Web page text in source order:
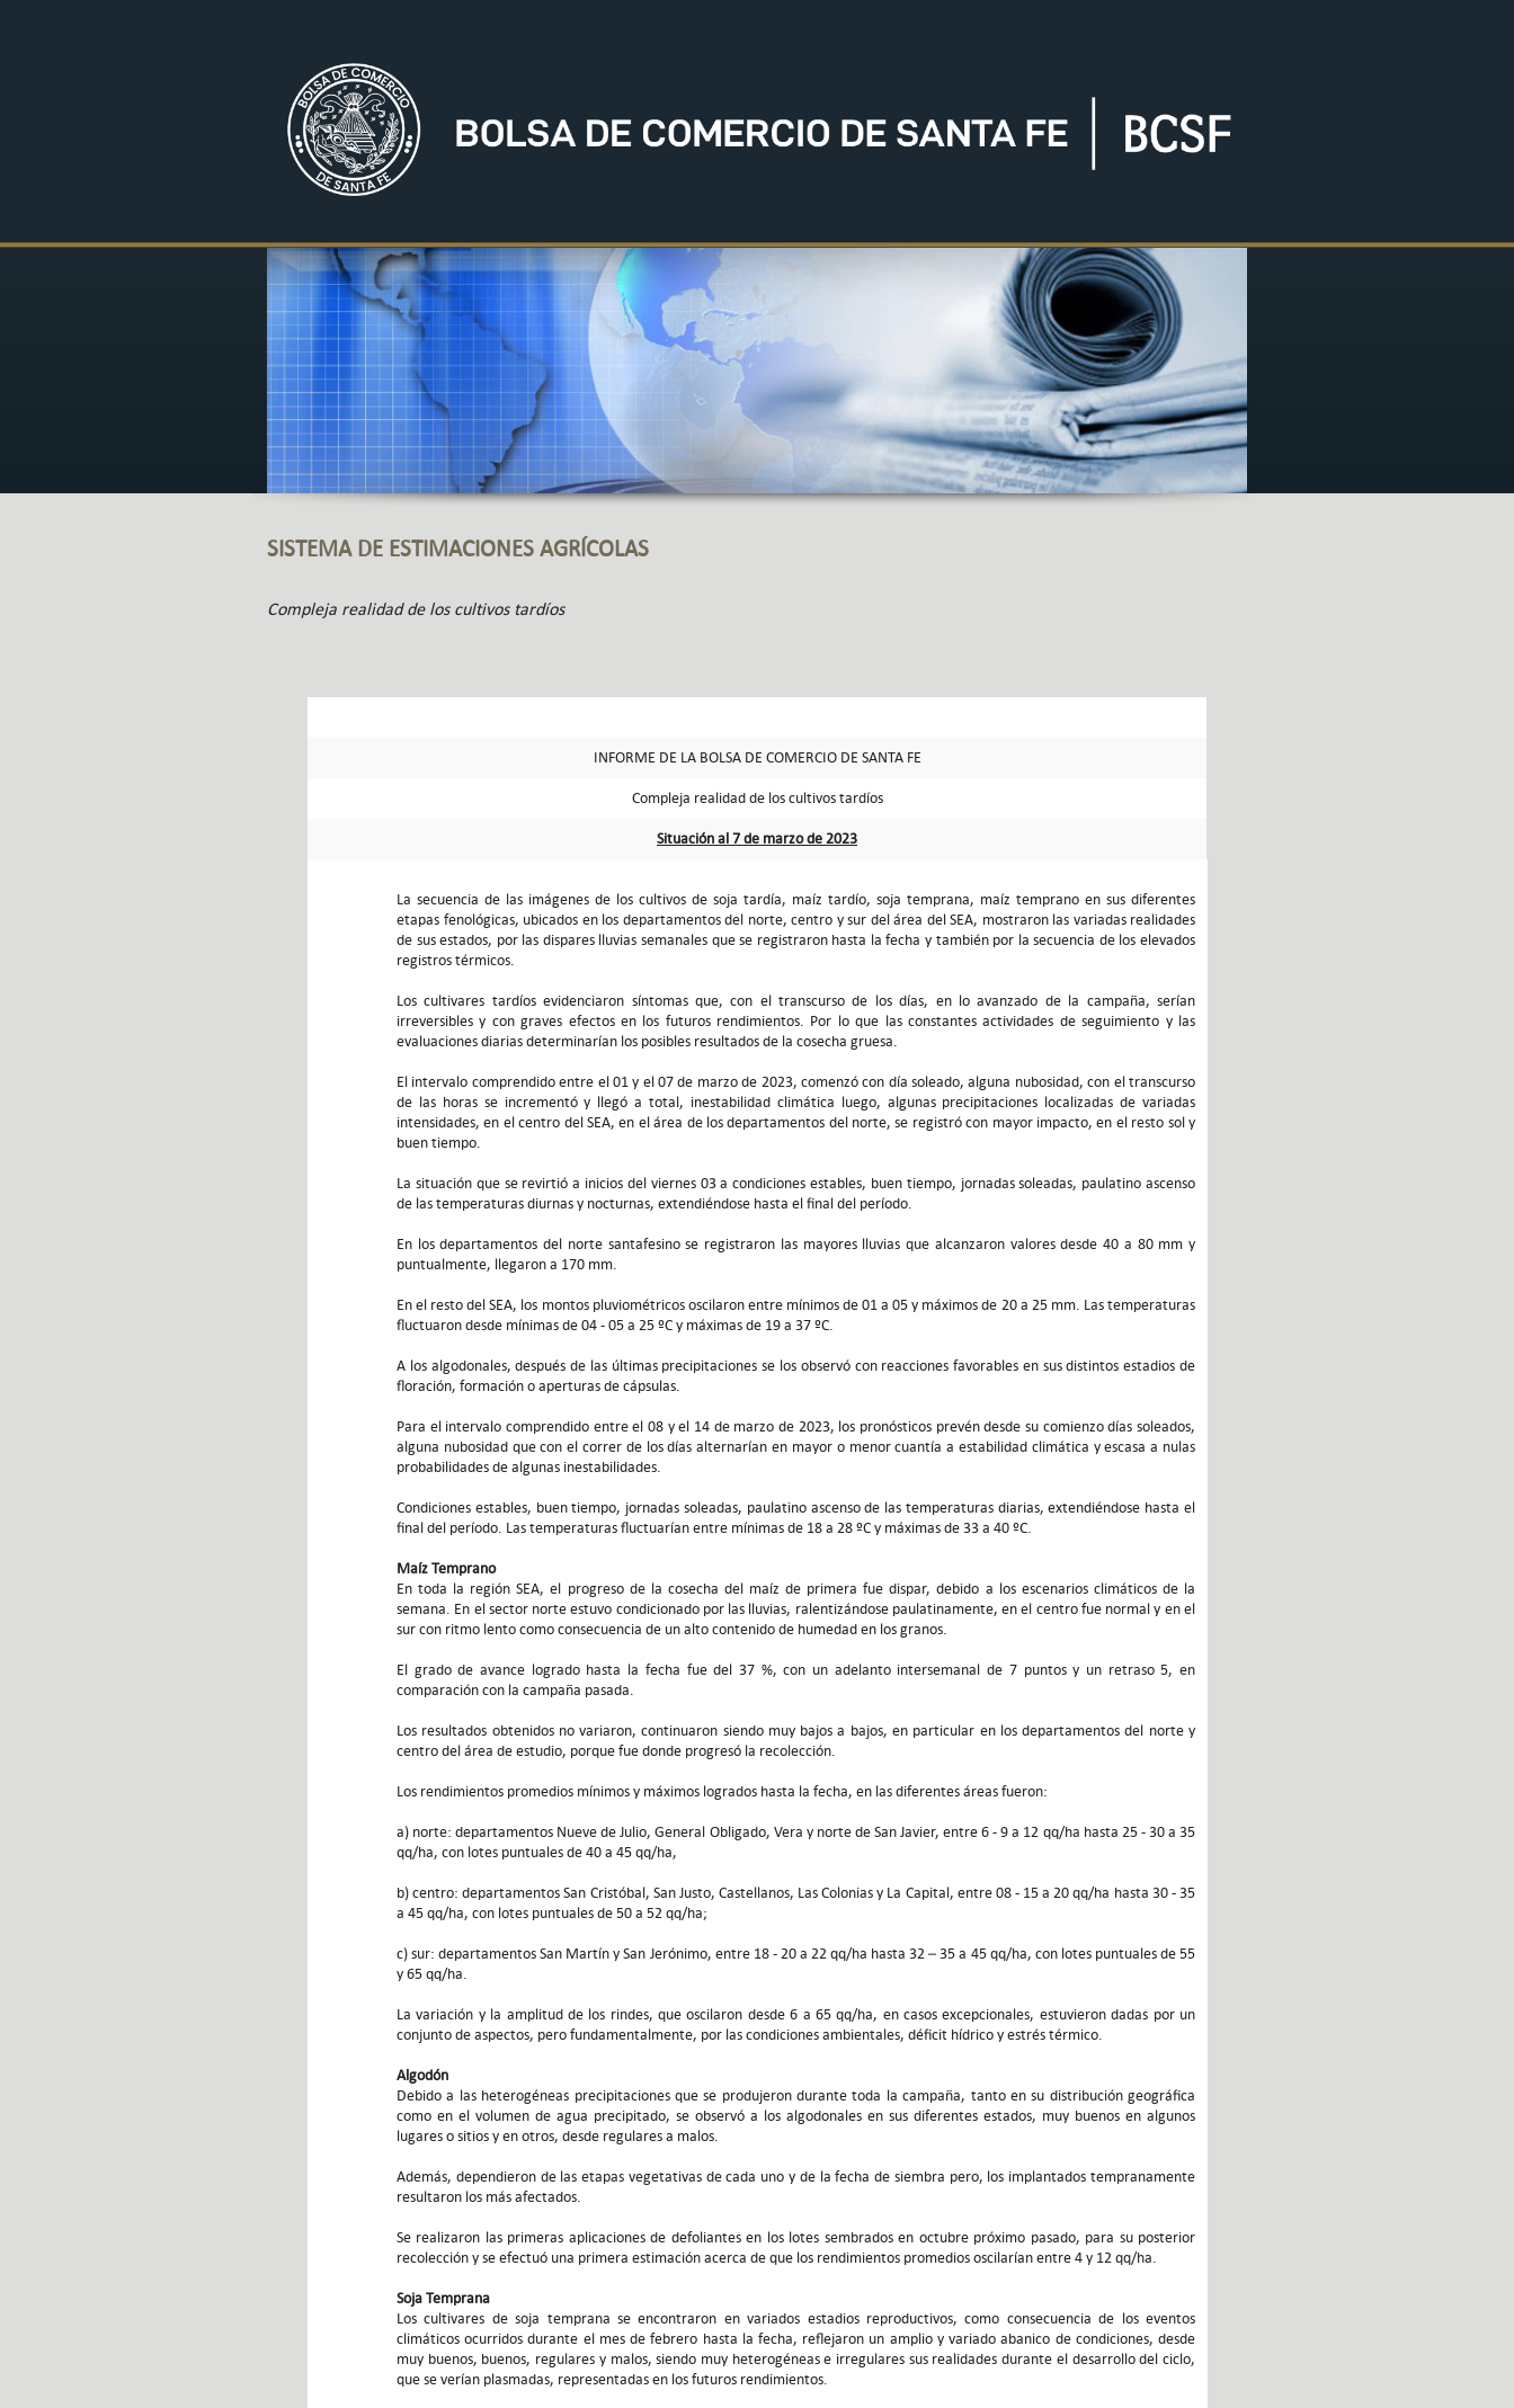
SISTEMA DE ESTIMACIONES AGRÍCOLAS
Compleja realidad de los cultivos tardíos
INFORME DE LA BOLSA DE COMERCIO DE SANTA FE
Compleja realidad de los cultivos tardíos
Situación al 7 de marzo de 2023
La secuencia de las imágenes de los cultivos de soja tardía, maíz tardío, soja temprana, maíz temprano en sus diferentes
etapas fenológicas, ubicados en los departamentos del norte, centro y sur del área del SEA, mostraron las variadas realidades
de sus estados, por las dispares lluvias semanales que se registraron hasta la fecha y también por la secuencia de los elevados
registros térmicos.
Los cultivares tardíos evidenciaron síntomas que, con el transcurso de los días, en lo avanzado de la campaña, serían
irreversibles y con graves efectos en los futuros rendimientos. Por lo que las constantes actividades de seguimiento y las
evaluaciones diarias determinarían los posibles resultados de la cosecha gruesa.
El intervalo comprendido entre el 01 y el 07 de marzo de 2023, comenzó con día soleado, alguna nubosidad, con el transcurso
de las horas se incrementó y llegó a total, inestabilidad climática luego, algunas precipitaciones localizadas de variadas
intensidades, en el centro del SEA, en el área de los departamentos del norte, se registró con mayor impacto, en el resto sol y
buen tiempo.
La situación que se revirtió a inicios del viernes 03 a condiciones estables, buen tiempo, jornadas soleadas, paulatino ascenso
de las temperaturas diurnas y nocturnas, extendiéndose hasta el final del período.
En los departamentos del norte santafesino se registraron las mayores lluvias que alcanzaron valores desde 40 a 80 mm y
puntualmente, llegaron a 170 mm.
En el resto del SEA, los montos pluviométricos oscilaron entre mínimos de 01 a 05 y máximos de 20 a 25 mm. Las temperaturas
fluctuaron desde mínimas de 04 - 05 a 25 ºC y máximas de 19 a 37 ºC.
A los algodonales, después de las últimas precipitaciones se los observó con reacciones favorables en sus distintos estadios de
floración, formación o aperturas de cápsulas.
Para el intervalo comprendido entre el 08 y el 14 de marzo de 2023, los pronósticos prevén desde su comienzo días soleados,
alguna nubosidad que con el correr de los días alternarían en mayor o menor cuantía a estabilidad climática y escasa a nulas
probabilidades de algunas inestabilidades.
Condiciones estables, buen tiempo, jornadas soleadas, paulatino ascenso de las temperaturas diarias, extendiéndose hasta el
final del período. Las temperaturas fluctuarían entre mínimas de 18 a 28 ºC y máximas de 33 a 40 ºC.
Maíz Temprano
En toda la región SEA, el progreso de la cosecha del maíz de primera fue dispar, debido a los escenarios climáticos de la
semana. En el sector norte estuvo condicionado por las lluvias, ralentizándose paulatinamente, en el centro fue normal y en el
sur con ritmo lento como consecuencia de un alto contenido de humedad en los granos.
El grado de avance logrado hasta la fecha fue del 37 %, con un adelanto intersemanal de 7 puntos y un retraso 5, en
comparación con la campaña pasada.
Los resultados obtenidos no variaron, continuaron siendo muy bajos a bajos, en particular en los departamentos del norte y
centro del área de estudio, porque fue donde progresó la recolección.
Los rendimientos promedios mínimos y máximos logrados hasta la fecha, en las diferentes áreas fueron:
a) norte: departamentos Nueve de Julio, General Obligado, Vera y norte de San Javier, entre 6 - 9 a 12 qq/ha hasta 25 - 30 a 35
qq/ha, con lotes puntuales de 40 a 45 qq/ha,
b) centro: departamentos San Cristóbal, San Justo, Castellanos, Las Colonias y La Capital, entre 08 - 15 a 20 qq/ha hasta 30 - 35
a 45 qq/ha, con lotes puntuales de 50 a 52 qq/ha;
c) sur: departamentos San Martín y San Jerónimo, entre 18 - 20 a 22 qq/ha hasta 32 – 35 a 45 qq/ha, con lotes puntuales de 55
y 65 qq/ha.
La variación y la amplitud de los rindes, que oscilaron desde 6 a 65 qq/ha, en casos excepcionales, estuvieron dadas por un
conjunto de aspectos, pero fundamentalmente, por las condiciones ambientales, déficit hídrico y estrés térmico.
Algodón
Debido a las heterogéneas precipitaciones que se produjeron durante toda la campaña, tanto en su distribución geográfica
como en el volumen de agua precipitado, se observó a los algodonales en sus diferentes estados, muy buenos en algunos
lugares o sitios y en otros, desde regulares a malos.
Además, dependieron de las etapas vegetativas de cada uno y de la fecha de siembra pero, los implantados tempranamente
resultaron los más afectados.
Se realizaron las primeras aplicaciones de defoliantes en los lotes sembrados en octubre próximo pasado, para su posterior
recolección y se efectuó una primera estimación acerca de que los rendimientos promedios oscilarían entre 4 y 12 qq/ha.
Soja Temprana
Los cultivares de soja temprana se encontraron en variados estadios reproductivos, como consecuencia de los eventos
climáticos ocurridos durante el mes de febrero hasta la fecha, reflejaron un amplio y variado abanico de condiciones, desde
muy buenos, buenos, regulares y malos, siendo muy heterogéneas e irregulares sus realidades durante el desarrollo del ciclo,
que se verían plasmadas, representadas en los futuros rendimientos.